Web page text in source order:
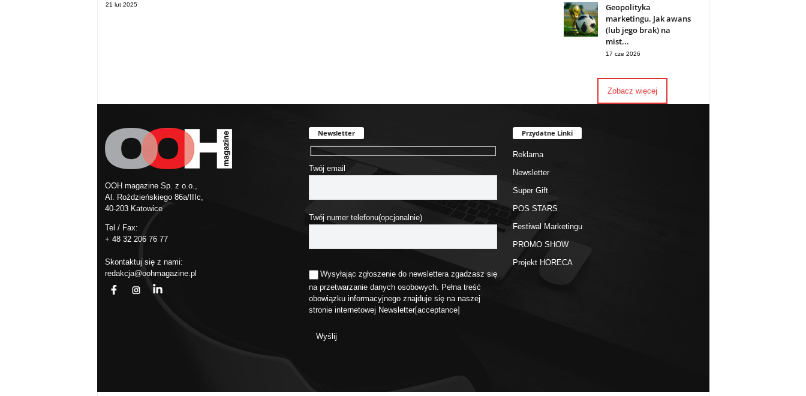
21 lut 2025
Geopolityka
marketingu. Jak awans
(lub jego brak) na
mist...
17 cze 2026
Zobacz więcej
OOH magazine Sp. z o.o.,
Al. Roździeńskiego 86a/IIIc,
40-203 Katowice
Tel / Fax:
+ 48 32 206 76 77
Skontaktuj się z nami:
redakcja@oohmagazine.pl
Newsletter
Twój email
Twój numer telefonu(opcjonalnie)
Wysyłając zgłoszenie do newslettera zgadzasz się
na przetwarzanie danych osobowych. Pełna treść
obowiązku informacyjnego znajduje się na naszej
stronie internetowej Newsletter[acceptance]
Przydatne Linki
Reklama
Newsletter
Super Gift
POS STARS
Festiwal Marketingu
PROMO SHOW
Projekt HORECA